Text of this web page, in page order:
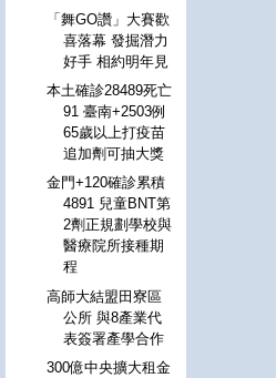
「舞GO讚」大賽歡
喜落幕 發掘潛力
好手 相約明年見
本土確診28489死亡
91 臺南+2503例
65歲以上打疫苗
追加劑可抽大獎
金門+120確診累積
4891 兒童BNT第
2劑正規劃學校與
醫療院所接種期
程
高師大結盟田寮區
公所 與8產業代
表簽署產學合作
300億中央擴大租金